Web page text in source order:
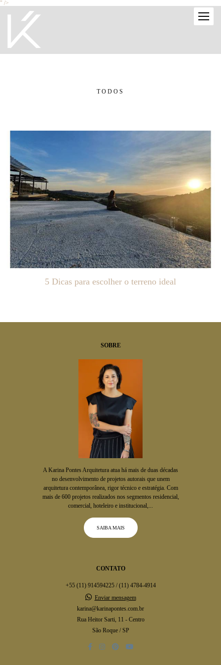
" />
TODOS
5 Dicas para escolher o terreno ideal
SOBRE
A Karina Pontes Arquitetura atua há mais de duas décadas
no desenvolvimento de projetos autorais que unem
arquitetura contemporânea, rigor técnico e estratégia. Com
mais de 600 projetos realizados nos segmentos residencial,
comercial, hoteleiro e institucional,...
SAIBA MAIS
CONTATO
+55 (11) 914594225 / (11) 4784-4914
Enviar mensagem
karina@karinapontes.com.br
Rua Heitor Sarti, 11 - Centro
São Roque / SP